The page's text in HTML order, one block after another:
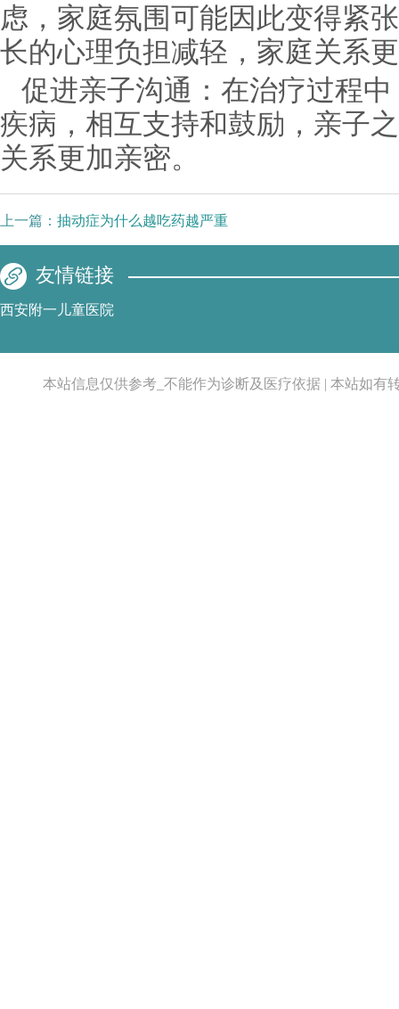
虑，家庭氛围可能因此变得紧
长的心理负担减轻，家庭关系
促进亲子沟通：在治疗过程
疾病，相互支持和鼓励，亲子
关系更加亲密。
上一篇： 抽动症为什么越吃药越严重
友情链接
西安附一儿童医院
本站信息仅供参考_不能作为诊断及医疗依据 | 本站如